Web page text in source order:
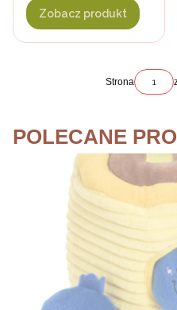
Zobacz produkt
Strona
POLECANE